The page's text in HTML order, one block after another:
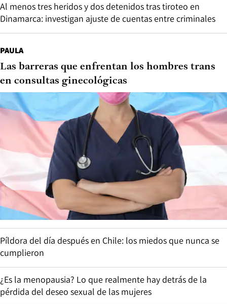
Al menos tres heridos y dos detenidos tras tiroteo en
Dinamarca: investigan ajuste de cuentas entre criminales
PAULA
Las barreras que enfrentan los hombres trans
en consultas ginecológicas
Píldora del día después en Chile: los miedos que nunca se
cumplieron
¿Es la menopausia? Lo que realmente hay detrás de la
pérdida del deseo sexual de las mujeres